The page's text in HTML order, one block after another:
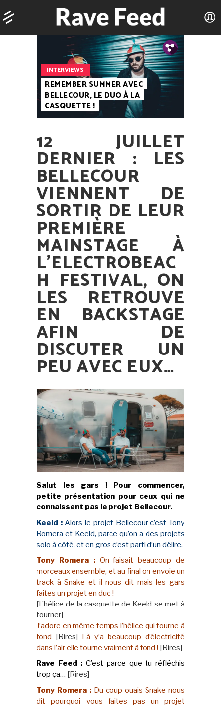
Fb.
Tw.
INTERVIEWS
REMEMBER SUMMER AVEC
BELLECOUR, LE DUO À LA
CASQUETTE !
12 JUILLET
DERNIER : LES
BELLECOUR
VIENNENT DE
SORTIR DE LEUR
PREMIÈRE
MAINSTAGE À
L’ELECTROBEAC
H FESTIVAL, ON
LES RETROUVE
EN BACKSTAGE
AFIN DE
DISCUTER UN
PEU AVEC EUX…
Salut les gars ! Pour commencer,
petite présentation pour ceux qui ne
connaissent pas le projet Bellecour.
Keeld :Alors le projet Bellecour c’est Tony
Romera et Keeld, parce qu’on a des projets
solo à côté, et en gros c’est parti d’un délire.
Tony Romera : On faisait beaucoup de
morceaux ensemble, et au final on envoie un
track à Snake et il nous dit mais les gars
faites un projet en duo !
[L’hélice de la casquette de Keeld se met à
tourner]
J’adore en même temps l’hélice qui tourne à
fond
[Rires]
Là y’a beaucoup d’électricité
dans l’air elle tourne vraiment à fond ! [Rires]
Rave Feed : C’est parce que tu réfléchis
trop ça… [Rires]
Tony Romera : Du coup ouais Snake nous
dit pourquoi vous faites pas un projet